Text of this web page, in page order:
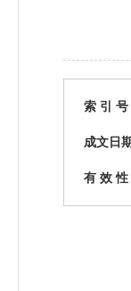
索 引 号
成文日
有 效 性